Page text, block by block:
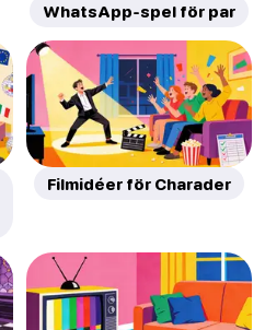
WhatsApp-spel för par
Filmidéer för Charader